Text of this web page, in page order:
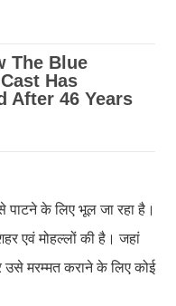
पाटने के लिए भूल जा रहा है।
एवं मोहल्लों की है। जहां
उसे मरम्मत कराने के लिए कोई